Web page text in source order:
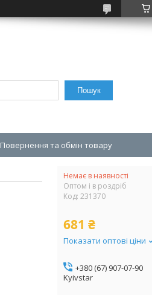
Пошук
Повернення та обмін товару
Немає в наявності
Оптом і в роздріб
Код: 231370
681 ₴
Показати оптові ціни
+380 (67) 907-07-90
Kyivstar